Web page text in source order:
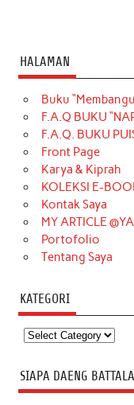
HALAMAN
Buku
F.A.Q BUKU
F.A.Q. BUKU
Front Page
Karya & Kiprah
KOLEKSI E-
Kontak Saya
MY ARTICLE
Portofolio
Tentang Saya
KATEGORI
Kategori
SIAPA DAENG